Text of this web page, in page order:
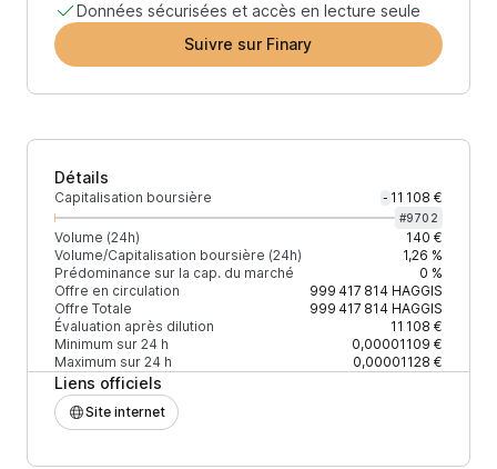
Données sécurisées et accès en lecture seule
Suivre sur Finary
Détails
Capitalisation boursière - 11 108 €
#9702
Volume (24h)
140 €
Volume/Capitalisation boursière (24h)
1,26 %
Prédominance sur la cap. du marché
0 %
Offre en circulation
999 417 814HAGGIS
Offre Totale
999 417 814HAGGIS
Évaluation après dilution
11 108 €
Minimum sur 24 h
0,00001109 €
Maximum sur 24 h
0,00001128 €
Liens officiels
Site internet